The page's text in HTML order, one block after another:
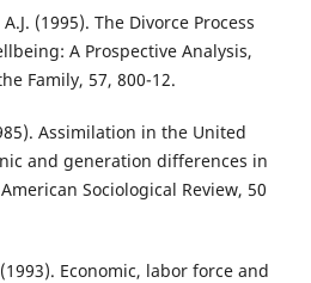
(1995). The Divorce Process
A Prospective Analysis,
Family, 57, 800-12.
Assimilation in the United
and generation differences in
Sociological Review, 50
Economic, labor force and